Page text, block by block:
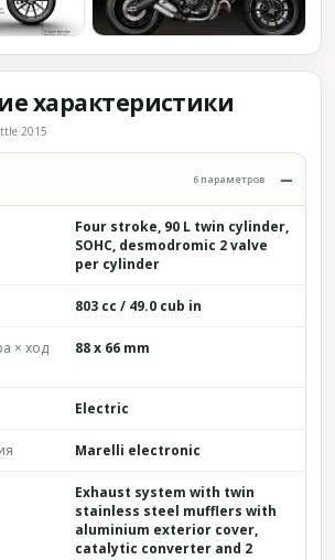
характеристики
2015
6 параметров
Four stroke, 90 L twin cylinder,
SOHC, desmodromic 2 valve
per cylinder
803 cc / 49.0 cub in
× ход
88 x 66 mm
Electric
Marelli electronic
Exhaust system with twin
stainless steel mufflers with
aluminium exterior cover,
catalytic converter and 2